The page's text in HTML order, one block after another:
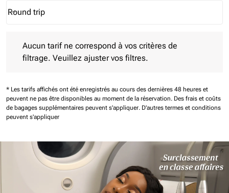
Journey Types option Round trip Selected
Round trip
keyboard_arrow_down
Aucun tarif ne correspond à vos critères de
filtrage. Veuillez ajuster vos filtres.
* Les tarifs affichés ont été enregistrés au cours des dernières 48 heures et
peuvent ne pas être disponibles au moment de la réservation. Des frais et coûts
de bagages supplémentaires peuvent s'appliquer. D'autres termes et conditions
peuvent s'appliquer